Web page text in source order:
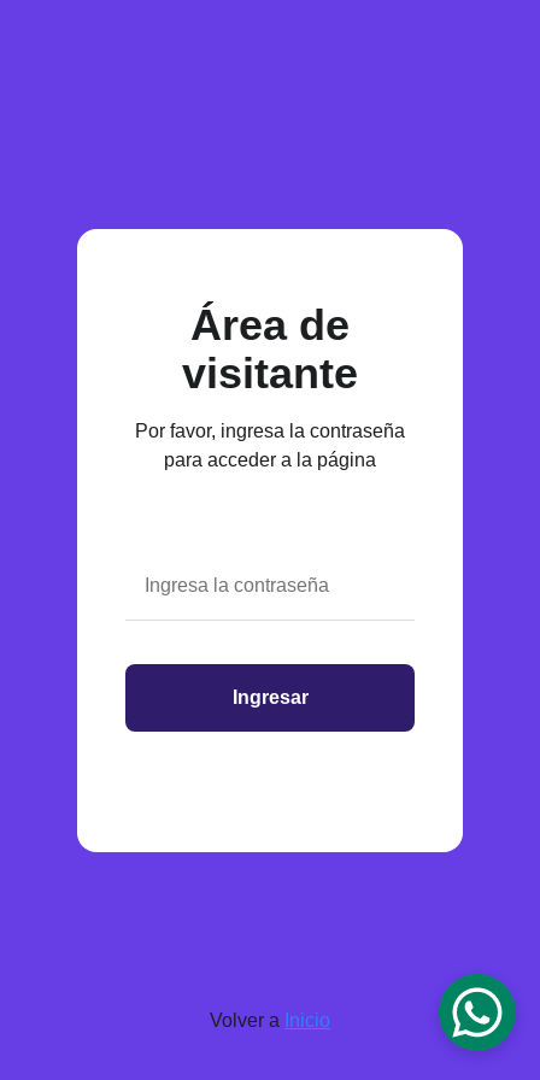
Área de
visitante
Por favor, ingresa la contraseña
para acceder a la página
Ingresar
Volver a Inicio